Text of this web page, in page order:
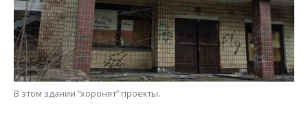
В этом здании “хоронят” проекты.